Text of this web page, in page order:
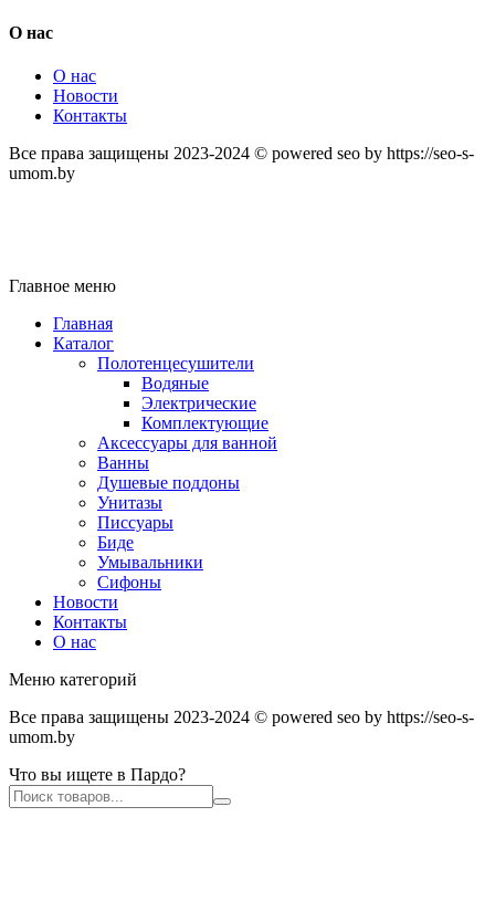
О нас
О нас
Новости
Контакты
Все права защищены 2023-2024 © powered seo by https://seo-s-
umom.by
Главное меню
Главная
Каталог
Полотенцесушители
Водяные
Электрические
Комплектующие
Аксессуары для ванной
Ванны
Душевые поддоны
Унитазы
Писсуары
Биде
Умывальники
Сифоны
Новости
Контакты
О нас
Меню категорий
Все права защищены 2023-2024 © powered seo by https://seo-s-
umom.by
Что вы ищете в Пардо?